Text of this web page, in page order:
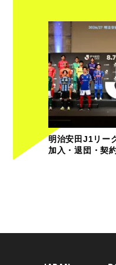
明治安田J1リー
加入・退団・契